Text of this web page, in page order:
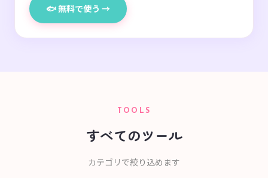
🐟 無料で使う →
TOOLS
すべてのツール
カテゴリで絞り込めます